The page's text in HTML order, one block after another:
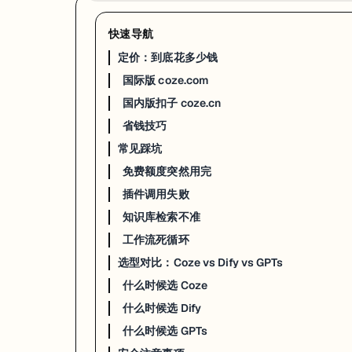
定价：到底花多少钱
每日消息 GPT-4o 额度
~10 条 极少
100 条 50 条/天
1,000 条 500 条/天
Premium 和 Premium Plus 都有
：如果只是学习和体验，免费版够用。如果要认真做一个
说明
基础功能，每日限额
每日 500 资源点，当天有效
快速导航
定价：到底花多少钱
国际版 coze.com
国内版扣子 coze.cn
省钱技巧
常见踩坑
免费额度突然用完
插件调用失败
知识库检索不准
工作流死循环
选型对比：Coze vs Dify vs GPTs
什么时候选 Coze
什么时候选 Dify
什么时候选 GPTs